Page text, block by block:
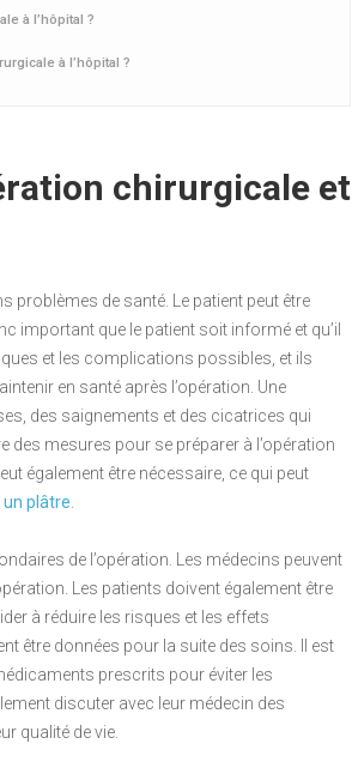
à l’hôpital ?
à l’hôpital ?
chirurgicale et
problèmes de santé. Le patient peut être
important que le patient soit informé et qu’il
et les complications possibles, et ils
en santé après l’opération. Une
des saignements et des cicatrices qui
des mesures pour se préparer à l’opération
également être nécessaire, ce qui peut
plâtre.
de l’opération. Les médecins peuvent
Les patients doivent également être
à réduire les risques et les effets
être données pour la suite des soins. Il est
prescrits pour éviter les
discuter avec leur médecin des
qualité de vie.